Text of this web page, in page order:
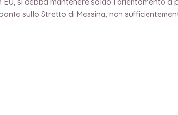
sullo Stretto di Messina, non